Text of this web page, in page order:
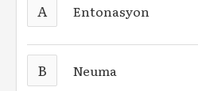
A Entonasyon
B Neuma